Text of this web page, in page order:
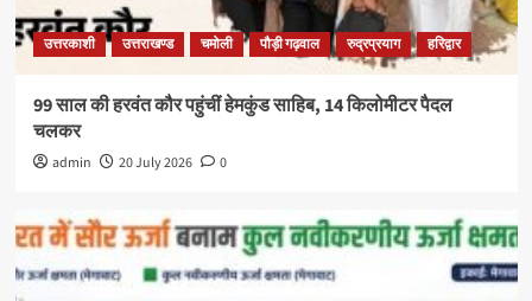
उत्तरकाशी उत्तराखण्ड चमोली पौड़ी गढ़वाल रुद्रप्रयाग हरिद्वार
99 साल की हरवंत कौर पहुंचीं हेमकुंड साहिब, 14 किलोमीटर पैदल
चलकर
admin 20 July 2026 0